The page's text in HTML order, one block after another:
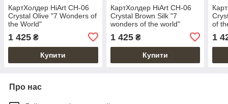
КартХолдер HiArt CH-06
Crystal Olive "7 Wonders of
the World"
1 425 ₴
Купити
КартХолдер HiArt CH-06
Crystal Brown Silk "7
wonders of the world"
1 425₴
Купити
of
1
Про нас